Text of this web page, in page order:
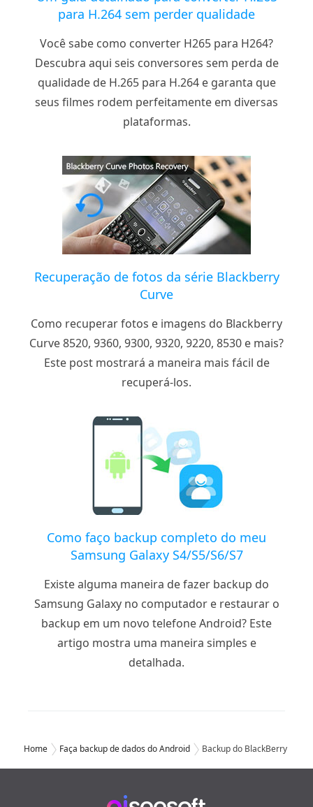
para H.264 sem perder qualidade
Você sabe como converter H265 para H264?
Descubra aqui seis conversores sem perda de
qualidade de H.265 para H.264 e garanta que
seus filmes rodem perfeitamente em diversas
plataformas.
Recuperação de fotos da série Blackberry
Curve
Como recuperar fotos e imagens do Blackberry
Curve 8520, 9360, 9300, 9320, 9220, 8530 e mais?
Este post mostrará a maneira mais fácil de
recuperá-los.
Como faço backup completo do meu
Samsung Galaxy S4/S5/S6/S7
Existe alguma maneira de fazer backup do
Samsung Galaxy no computador e restaurar o
backup em um novo telefone Android? Este
artigo mostra uma maneira simples e
detalhada.
Home Faça backup de dados do Android Backup do BlackBerry